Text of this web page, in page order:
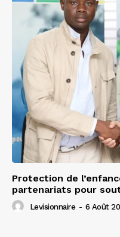
Protection de
partenariats pour
Levisionnaire - 6 Août